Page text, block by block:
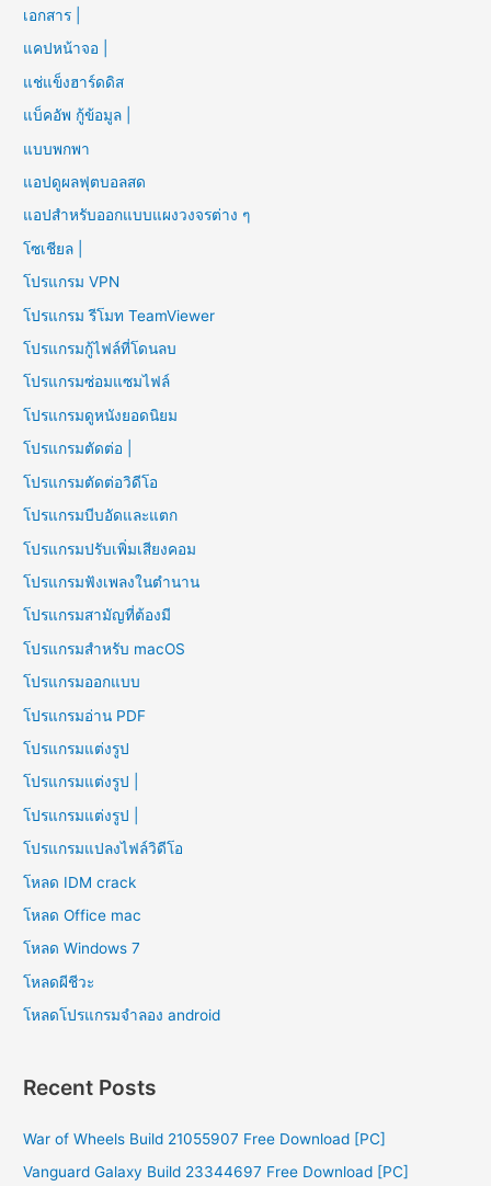
เอกสาร |
แคปหน้าจอ |
แช่แข็งฮาร์ดดิส
แบ็คอัพ กู้ข้อมูล |
แบบพกพา
แอปดูผลฟุตบอลสด
แอปสำหรับออกแบบแผงวงจรต่าง ๆ
โซเชียล |
โปรแกรม VPN
โปรแกรม รีโมท TeamViewer
โปรแกรมกู้ไฟล์ที่โดนลบ
โปรแกรมซ่อมแซมไฟล์
โปรแกรมดูหนังยอดนิยม
โปรแกรมตัดต่อ |
โปรแกรมตัดต่อวิดีโอ
โปรแกรมบีบอัดและแตก
โปรแกรมปรับเพิ่มเสียงคอม
โปรแกรมฟังเพลงในตำนาน
โปรแกรมสามัญที่ต้องมี
โปรแกรมสำหรับ macOS
โปรแกรมออกแบบ
โปรแกรมอ่าน PDF
โปรแกรมแต่งรูป
โปรแกรมแต่งรูป |
โปรแกรมแต่งรูป |
โปรแกรมแปลงไฟล์วิดีโอ
โหลด IDM crack
โหลด Office mac
โหลด Windows 7
โหลดผีชีวะ
โหลดโปรแกรมจําลอง android
Recent Posts
War of Wheels Build 21055907 Free Download [PC]
Vanguard Galaxy Build 23344697 Free Download [PC]